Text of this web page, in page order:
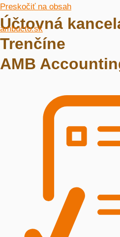
Preskočiť na obsah
ambucto.sk
Účtovná
Trenčíne
AMB